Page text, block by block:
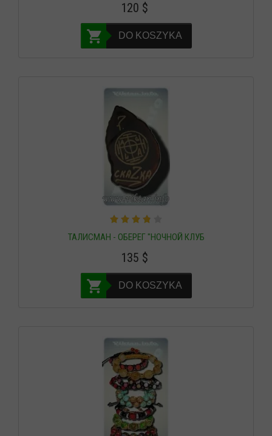
120 $
DO KOSZYKA
ТАЛИСМАН - ОБЕРЕГ "НОЧНОЙ КЛУБ
135 $
DO KOSZYKA